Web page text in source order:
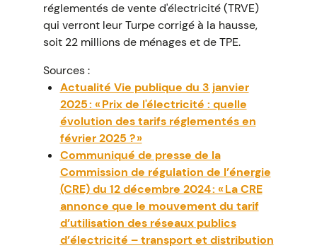
réglementés de vente d'électricité (TRVE)
qui verront leur Turpe corrigé à la hausse,
soit 22 millions de ménages et de TPE.
Sources :
Actualité Vie publique du 3 janvier
2025 : « Prix de l'électricité : quelle
évolution des tarifs réglementés en
février 2025 ? »
Communiqué de presse de la
Commission de régulation de l’énergie
(CRE) du 12 décembre 2024 : « La CRE
annonce que le mouvement du tarif
d’utilisation des réseaux publics
d’électricité – transport et distribution